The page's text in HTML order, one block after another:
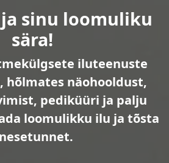
sinu loomuliku
sära!
iluteenuste
hõlmates näohooldust,
pediküüri ja palju
loomulikku ilu ja tõsta